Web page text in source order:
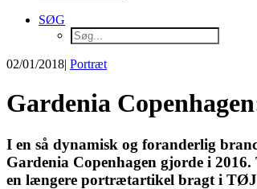
SØG
02/01/2018| Portræt
Gardenia
I en så dynamisk og foranderlig
Gardenia Copenhagen gjorde i
en længere portrætartikel bragt i TØJ